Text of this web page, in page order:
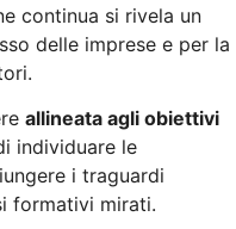
continua si rivela un
delle imprese e per la
allineata agli obiettivi
individuare le
i traguardi
formativi mirati.